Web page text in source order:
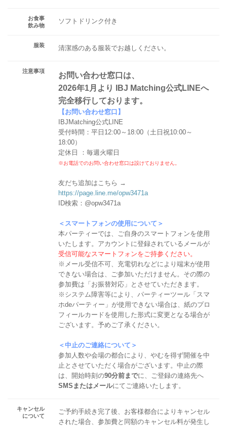
お食事
飲み物
ソフトドリンク付き
服装 清潔感のある服装でお越しください。
注意事項
お問い合わせ窓口は、
2026年1月より IBJ Matching公式LINEへ
完全移行しております。
【お問い合わせ窓口】
IBJMatching公式LINE
受付時間：平日12:00～18:00（土日祝10:00～
18:00）
定休日 ：毎週火曜日
※お電話でのお問い合わせ窓口は設けておりません。
友だち追加はこちら →
https://page.line.me/opw3471a
ID検索：@opw3471a
＜スマートフォンの使用について＞
本パーティーでは、ご自身のスマートフォンを使用
いたします。アカウントに登録されているメールが
受信可能なスマートフォンをご持参ください。
※メール受信不可、充電切れなどにより端末が使用
できない場合は、ご参加いただけません。その際の
参加費は「お振替対応」とさせていただきます。
※システム障害等により、パーティーツール「スマ
ホdeパーティー」が使用できない場合は、紙のプロ
フィールカードを使用した形式に変更となる場合が
ございます。予めご了承ください。
＜中止のご連絡について＞
参加人数や会場の都合により、やむを得ず開催を中
止とさせていただく場合がございます。中止の際
は、開始時刻の90分前までに、ご登録の連絡先へ
SMSまたはメールにてご連絡いたします。
キャンセル
について
ご予約手続き完了後、お客様都合によりキャンセル
された場合、参加費と同額のキャンセル料が発生し